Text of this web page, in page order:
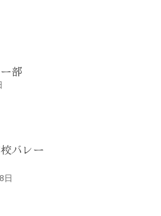
部
バレー
日